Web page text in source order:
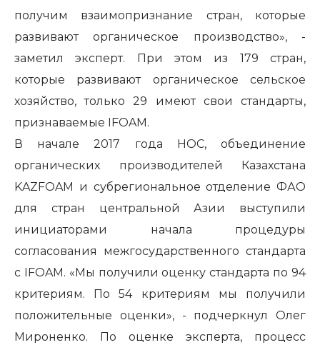
получим взаимопризнание стран, которые
развивают органическое производство», -
заметил эксперт. При этом из 179 стран,
которые развивают органическое сельское
хозяйство, только 29 имеют свои стандарты,
признаваемые IFOAM.
В начале 2017 года НОС, объединение
органических производителей Казахстана
KAZFOAM и субрегиональное отделение ФАО
для стран центральной Азии выступили
инициаторами начала процедуры
согласования межгосударственного стандарта
с IFOAM. «Мы получили оценку стандарта по 94
критериям. По 54 критериям мы получили
положительные оценки», - подчеркнул Олег
Мироненко. По оценке эксперта, процесс